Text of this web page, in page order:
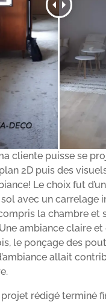
cliente puisse se
2D puis des
Le choix fut
avec un carrelage
la chambre et
ambiance claire et
le ponçage des
allait
rédigé terminé